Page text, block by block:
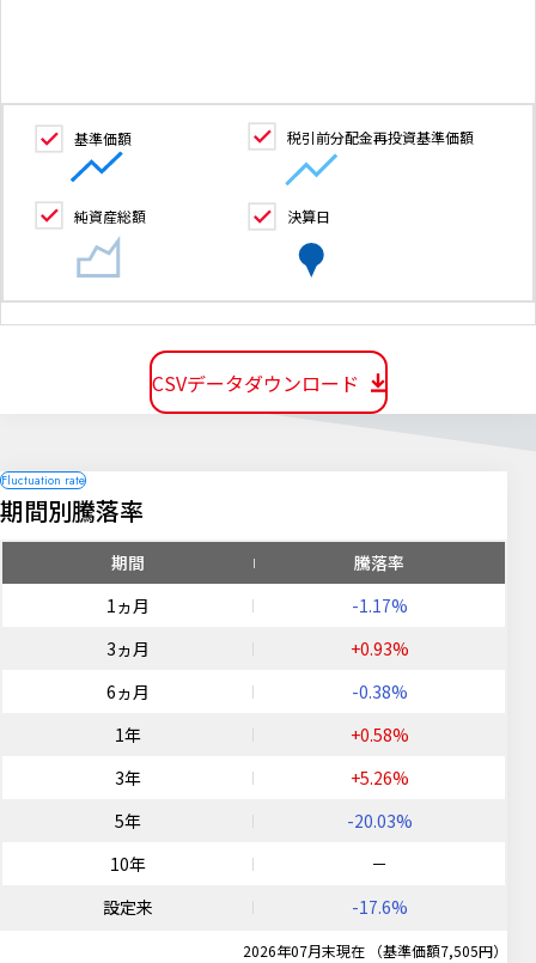
基準価額 税引前分配金再投資基準価額
純資産総額 決算日
CSVデータダウンロード
期間別騰落率
期間
騰落率
1ヵ月
-1.17%
3ヵ月
+0.93%
6ヵ月
-0.38%
1年
+0.58%
3年
+5.26%
5年
-20.03%
10年
－
設定来
-17.6%
2026年07月末現在 （基準価額7,505円）